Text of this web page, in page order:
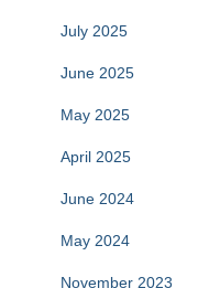
July 2025
June 2025
May 2025
April 2025
June 2024
May 2024
November 2023